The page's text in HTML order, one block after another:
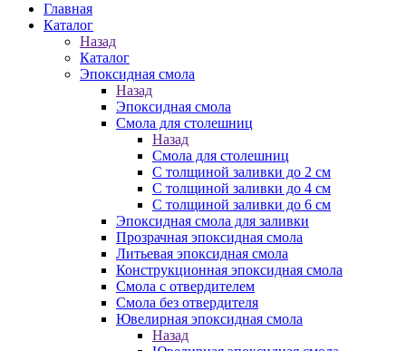
Главная
Каталог
Назад
Каталог
Эпоксидная смола
Назад
Эпоксидная смола
Смола для столешниц
Назад
Смола для столешниц
С толщиной заливки до 2 см
С толщиной заливки до 4 см
С толщиной заливки до 6 см
Эпоксидная смола для заливки
Прозрачная эпоксидная смола
Литьевая эпоксидная смола
Конструкционная эпоксидная смола
Смола с отвердителем
Смола без отвердителя
Ювелирная эпоксидная смола
Назад